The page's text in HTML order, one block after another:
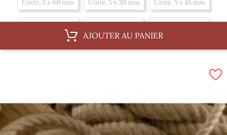
Unité, 5 x 60 mm Unité, 5 x 30 mm Unité, 5 x 45 mm
Unité, 5 x 50 mm Unité, 5 x 25 mm Unité, 5 x 40 mm
Boite, 5 x 40 mm Boite, 5 x 60 mm Boite, 5 x 30 mm
AJOUTER AU PANIER